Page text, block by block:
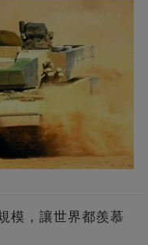
模，讓世界都羨慕